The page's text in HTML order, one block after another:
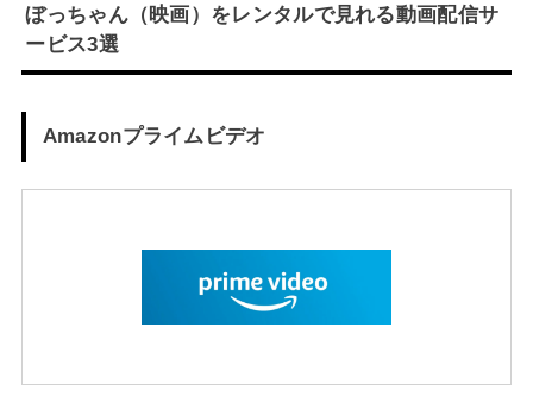
ぼっちゃん（映画）をレンタルで見れる動画配信サ
ービス3選
Amazonプライムビデオ